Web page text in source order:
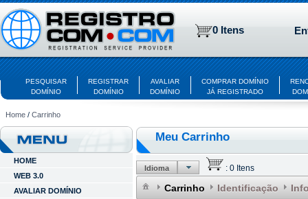
0 Itens
PESQUISAR
DOMÍNIO
REGISTRAR
DOMÍNIO
AVALIAR
DOMÍNIO
COMPRAR DOMÍNIO
JÁ REGISTRADO
Home /Carrinho
HOME
WEB 3.0
AVALIAR DOMÍNIO
Meu Carrinho
Idioma : 0 Itens
Carrinho Identificação